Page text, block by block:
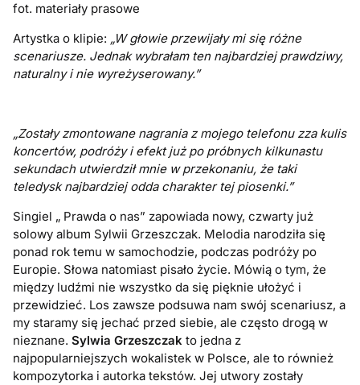
fot. materiały prasowe
Artystka o klipie: „W głowie przewijały mi się różne
scenariusze. Jednak wybrałam ten najbardziej prawdziwy,
naturalny i nie wyreżyserowany.”
„Zostały zmontowane nagrania z mojego telefonu zza kulis
koncertów, podróży i efekt już po próbnych kilkunastu
sekundach utwierdził mnie w przekonaniu, że taki
teledysk najbardziej odda charakter tej piosenki.”
Singiel „ Prawda o nas” zapowiada nowy, czwarty już
solowy album Sylwii Grzeszczak. Melodia narodziła się
ponad rok temu w samochodzie, podczas podróży po
Europie. Słowa natomiast pisało życie. Mówią o tym, że
między ludźmi nie wszystko da się pięknie ułożyć i
przewidzieć. Los zawsze podsuwa nam swój scenariusz, a
my staramy się jechać przed siebie, ale często drogą w
nieznane.Sylwia Grzeszczak to jedna z
najpopularniejszych wokalistek w Polsce, ale to również
kompozytorka i autorka tekstów. Jej utwory zostały